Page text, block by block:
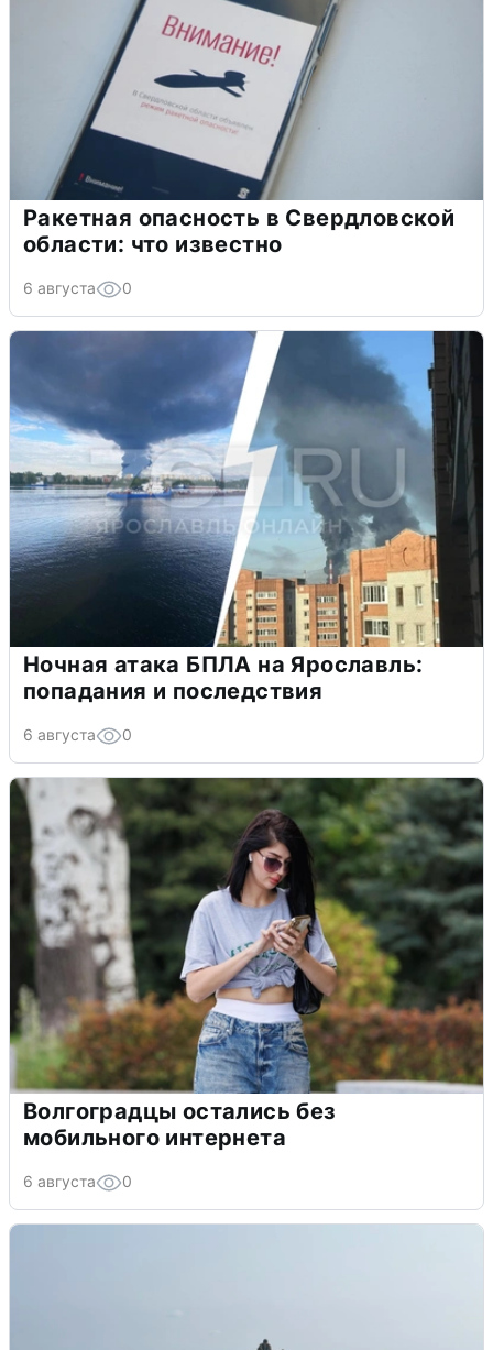
Ракетная опасность в Свердловской
области: что известно
6 августа 0
Ночная атака БПЛА на Ярославль:
попадания и последствия
6 августа 0
Волгоградцы остались без
мобильного интернета
6 августа 0